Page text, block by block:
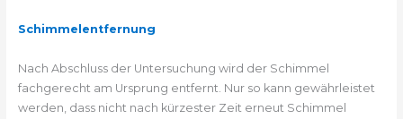
Schimmelentfernung
Nach Abschluss der Untersuchung wird der Schimmel
fachgerecht am Ursprung entfernt. Nur so kann gewährleistet
werden, dass nicht nach kürzester Zeit erneut Schimmel